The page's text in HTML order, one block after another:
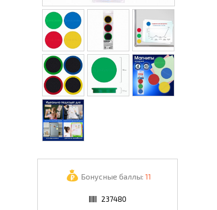
Бонусные баллы: 11
237480